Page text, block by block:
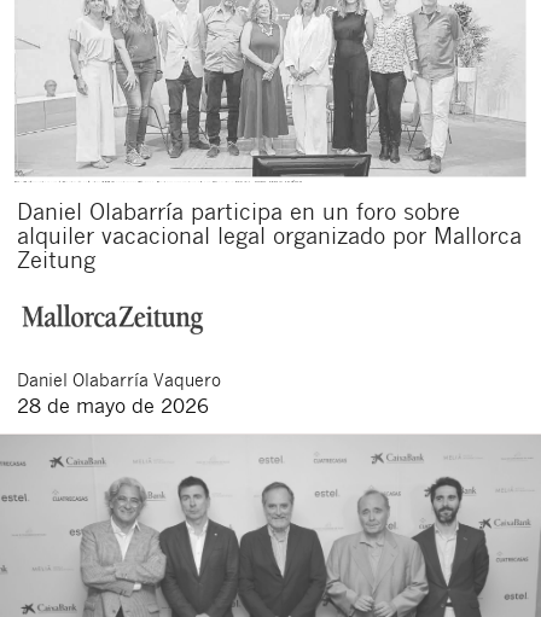
Daniel Olabarría participa en un foro sobre
alquiler vacacional legal organizado por Mallorca
Zeitung
Daniel Olabarría Vaquero
28 de mayo de 2026